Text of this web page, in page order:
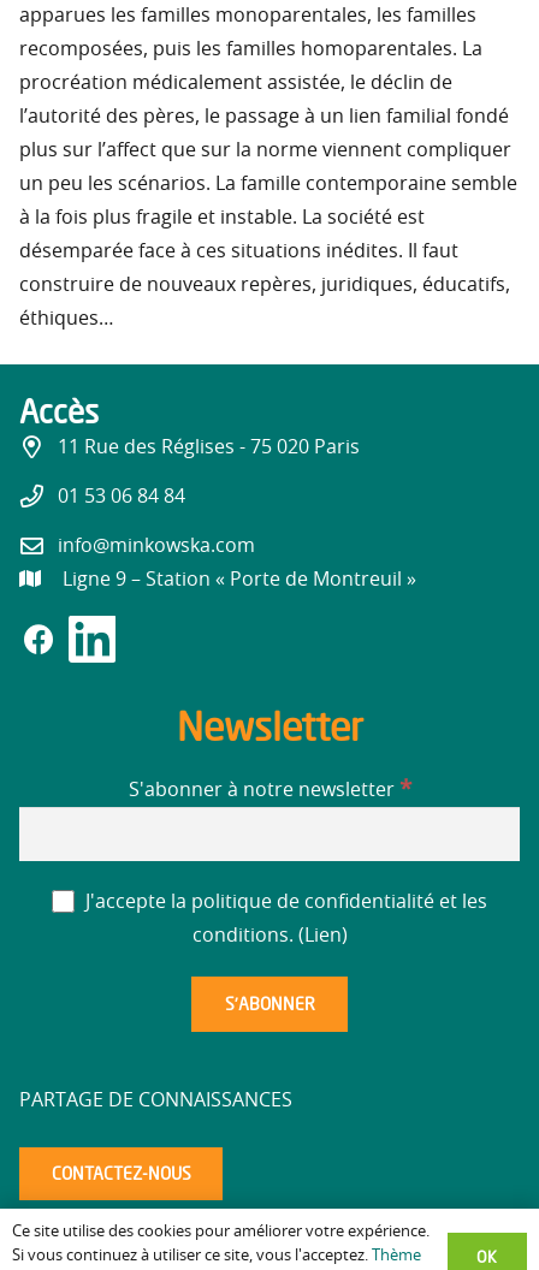
apparues les familles monoparentales, les familles
recomposées, puis les familles homoparentales. La
procréation médicalement assistée, le déclin de
l’autorité des pères, le passage à un lien familial fondé
plus sur l’affect que sur la norme viennent compliquer
un peu les scénarios. La famille contemporaine semble
à la fois plus fragile et instable. La société est
désemparée face à ces situations inédites. Il faut
construire de nouveaux repères, juridiques, éducatifs,
éthiques…
Accès
11 Rue des Réglises - 75 020 Paris
01 53 06 84 84
info@minkowska.com
Ligne 9 – Station « Porte de Montreuil »
Newsletter
S'abonner à notre newsletter *
J'accepte la politique de confidentialité et les
conditions. ( Lien)
PARTAGE DE CONNAISSANCES
CONTACTEZ-NOUS
Mentions légales–Politique de confidentialité–Accessibilité–
Ce site utilise des cookies pour améliorer votre expérience.
Si vous continuez à utiliser ce site, vous l'acceptez.
Thème OK